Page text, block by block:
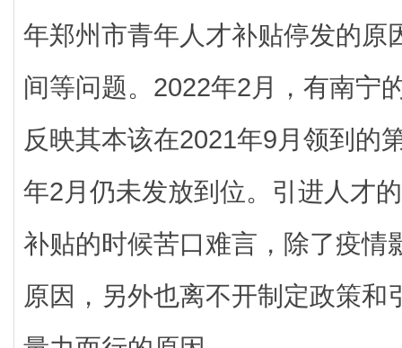
年郑州市青年人才补贴停发的原
间等问题。2022年2月，有南宁
反映其本该在2021年9月领到的
年2月仍未发放到位。引进人才
补贴的时候苦口难言，除了疫情
原因，另外也离不开制定政策和